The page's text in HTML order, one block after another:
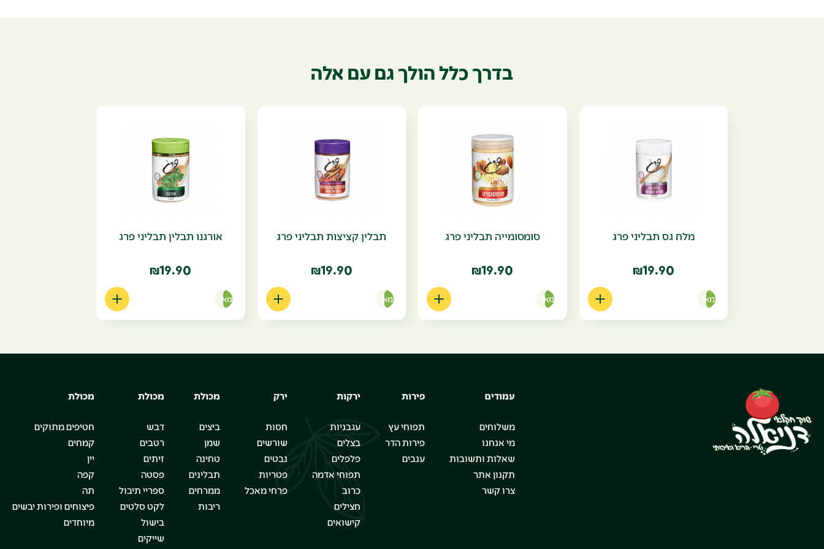
בדרך כלל הולך גם עם אלה
מלח גס תבליני פרג
₪19.90
מארז
סומסומייה תבליני פרג
₪19.90
מארז
תבלין קציצות תבליני פרג
₪19.90
מארז
אורגנו תבלין תבליני פרג
₪19.90
מארז
עמודים
משלוחים
מי אנחנו
שאלות ותשובות
תקנון אתר
צרו קשר
פירות
תפוחי עץ
פירות הדר
ענבים
ירקות
עגבניות
בצלים
פלפלים
תפוחי אדמה
כרוב
חצילים
קישואים
ירק
חסות
שורשים
נבטים
פטריות
פרחי מאכל
מכולת
ביצים
שמן
טחינה
תבלינים
ממרחים
ריבות
מכולת
דבש
רטבים
זיתים
פסטה
ספריי תיבול
לקט סלטים
בישול
שייקים
מכולת
חטיפים מתוקים
קמחים
יין
קפה
תה
פיצוחים ופירות יבשים
מיוחדים